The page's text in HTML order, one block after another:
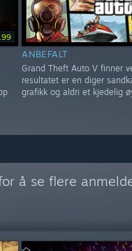
ANBEFALT
Grand Theft Auto V finner
resultatet er en diger
grafikk og aldri et kjedelig
å se flere